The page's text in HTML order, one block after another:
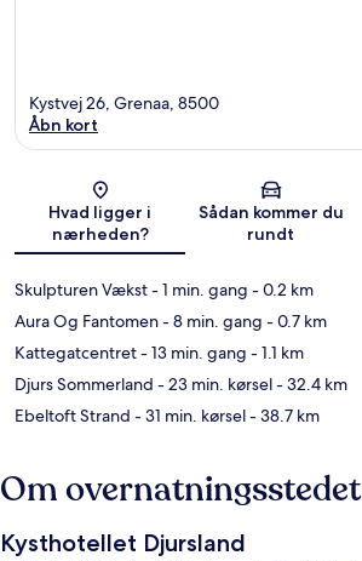
Kort
Kystvej 26, Grenaa, 8500
Åbn kort
Hvad ligger i
nærheden?
Sådan kommer du
rundt
Skulpturen Vækst- 1 min. gang - 0.2 km
Aura Og Fantomen- 8 min. gang - 0.7 km
Kattegatcentret- 13 min. gang - 1.1 km
Djurs Sommerland - 23 min. kørsel- 32.4 km
Ebeltoft Strand - 31 min. kørsel- 38.7 km
Om overnatningsstedet
Kysthotellet Djursland